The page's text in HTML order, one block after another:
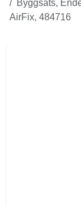
Byggsats,
AirFix, 484716